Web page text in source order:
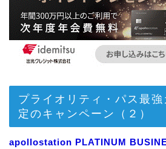
プライオリティ・パス最
定のキャンペーン（２）
apollostation PLATINUM